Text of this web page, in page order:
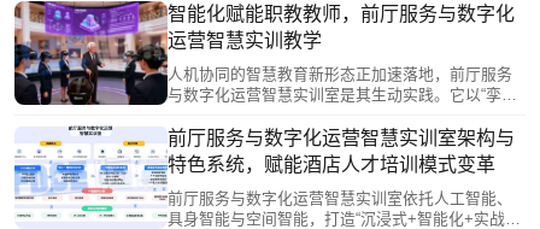
数字工作站等技术，构建“体验-认知-训练”闭环。学
生可在零风险环境下完成从基础业务到复杂决策的
全流程训练，实现“在虚拟中试错，在实体中求精”，
精准对标行业标准，推动人才培养与产业需求同频
共振。
智能化赋能职教教师，前厅服务与数字化
运营智慧实训教学
人机协同的智慧教育新形态正加速落地，前厅服务
与数字化运营智慧实训室是其生动实践。它以“孪生
职业教育数字化转型与产教融合的核心命题，致力
于输送兼具扎实服务技能与创新数字化思维的高素
质复合型人才。
前厅服务与数字化运营智慧实训室架构与
特色系统，赋能酒店人才培训模式变革
前厅服务与数字化运营智慧实训室依托人工智能、
具身智能与空间智能，打造“沉浸式+智能化+实战